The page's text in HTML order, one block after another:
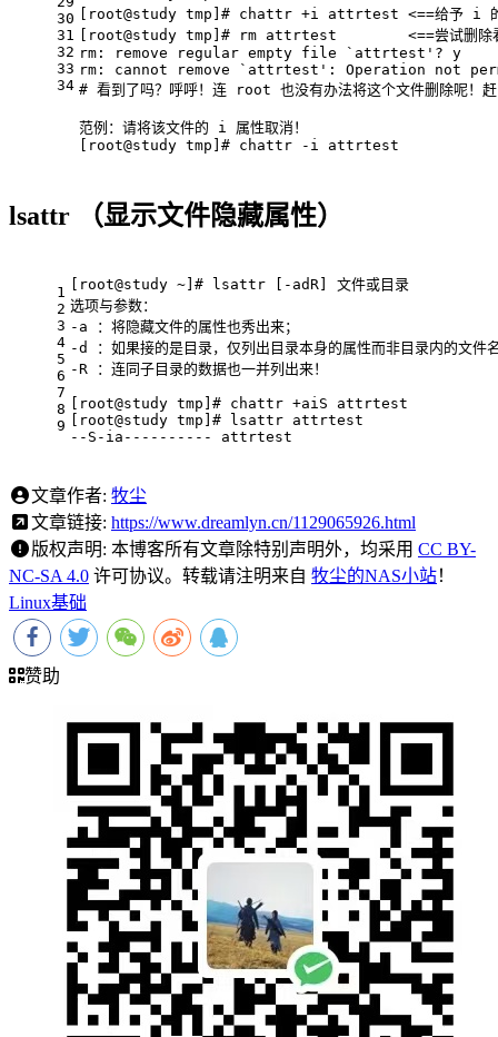
30
31
32
33
34
[root@study tmp] # chattr +i attrtest <==给予 i 的
[root@study tmp] # rm attrtest        <==尝试删除
rm: remove regular empty file `attrtest '? y
rm: cannot remove `attrtest' : Operation not
# 看到了吗？呼呼！连 root 也没有办法将这个文件删除呢！赶
范例：请将该文件的 i 属性取消！
[root@study tmp] # chattr -i attrtest
lsattr （显示文件隐藏属性）
1
2
3
4
5
6
7
8
9
[root@study ~] # lsattr [-adR] 文件或目录
选项与参数：
- a ：将隐藏文件的属性也秀出来；
-d ：如果接的是目录，仅列出目录本身的属性而非目录内的文件
-R ：连同子目录的数据也一并列出来！
[root@study tmp] # chattr +aiS attrtest
[root@study tmp] # lsattr attrtest
- -S-ia---------- attrtest
文章作者: 牧尘
文章链接: https://www.dreamlyn.cn/1129065926.html
版权声明: 本博客所有文章除特别声明外，均采用 CC BY-
NC-SA 4.0 许可协议。转载请注明来自 牧尘的NAS小站！
Linux基础
赞助